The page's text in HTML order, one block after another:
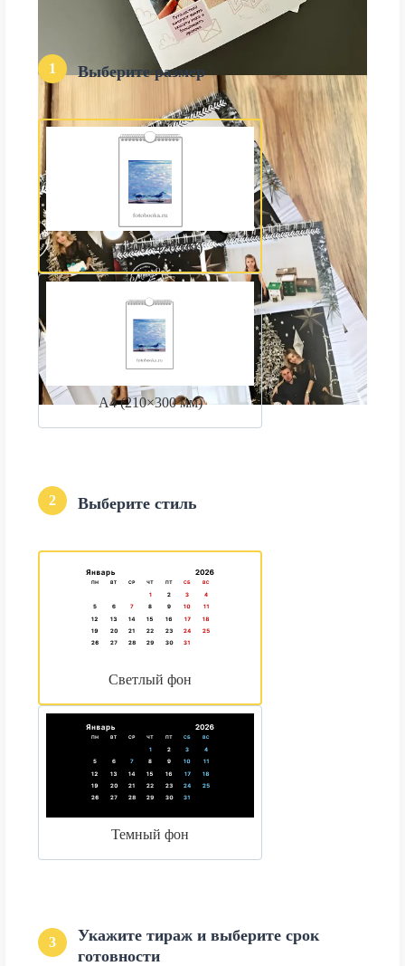
1 Выберите размер
А3 (300×420 мм)
А4 (210×300 мм)
2 Выберите стиль
Светлый фон
Темный фон
3
Укажите тираж и выберите срок
готовности